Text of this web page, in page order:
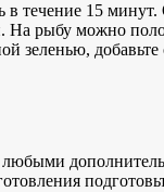
в течение 15
рыбу можно
зеленью,